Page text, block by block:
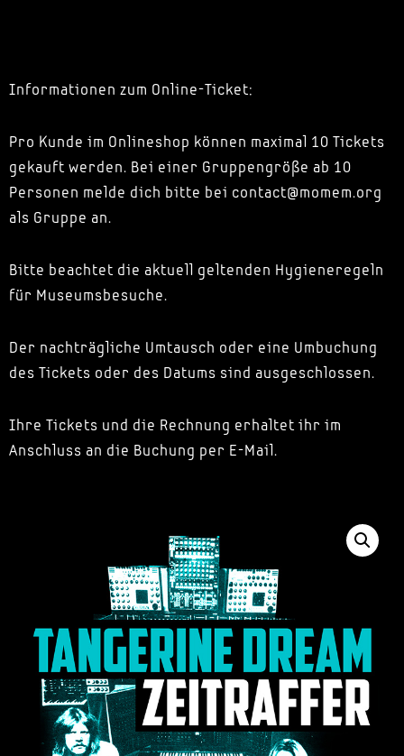
Informationen zum Online-Ticket:
Pro Kunde im Onlineshop können maximal 10 Tickets
gekauft werden. Bei einer Gruppengröße ab 10
Personen melde dich bitte bei contact@momem.org
als Gruppe an.
Bitte beachtet die aktuell geltenden Hygieneregeln
für Museumsbesuche.
Der nachträgliche Umtausch oder eine Umbuchung
des Tickets oder des Datums sind ausgeschlossen.
Ihre Tickets und die Rechnung erhaltet ihr im
Anschluss an die Buchung per E-Mail.